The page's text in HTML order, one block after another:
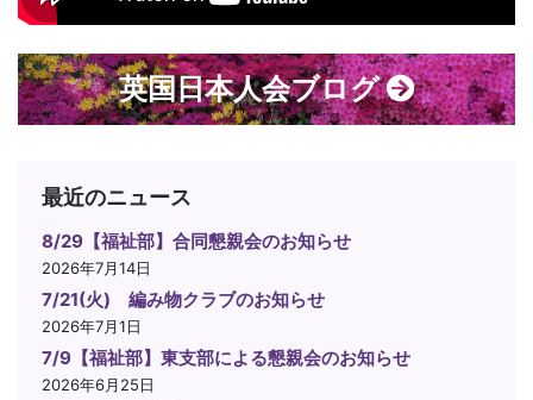
英国日本人会ブログ
最近のニュース
8/29【福祉部】合同懇親会のお知らせ
2026年7月14日
7/21(火) 編み物クラブのお知らせ
2026年7月1日
7/9【福祉部】東支部による懇親会のお知らせ
2026年6月25日